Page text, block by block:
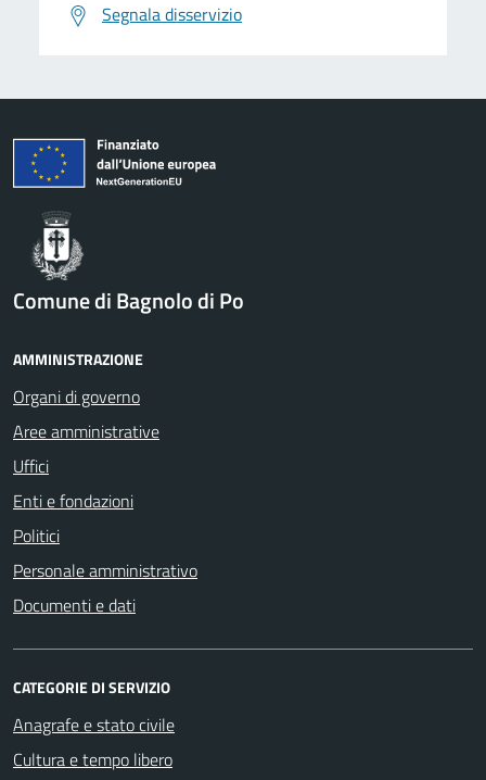
Segnala disservizio
Comune di Bagnolo di Po
AMMINISTRAZIONE
Organi di governo
Aree amministrative
Uffici
Enti e fondazioni
Politici
Personale amministrativo
Documenti e dati
CATEGORIE DI SERVIZIO
Anagrafe e stato civile
Cultura e tempo libero